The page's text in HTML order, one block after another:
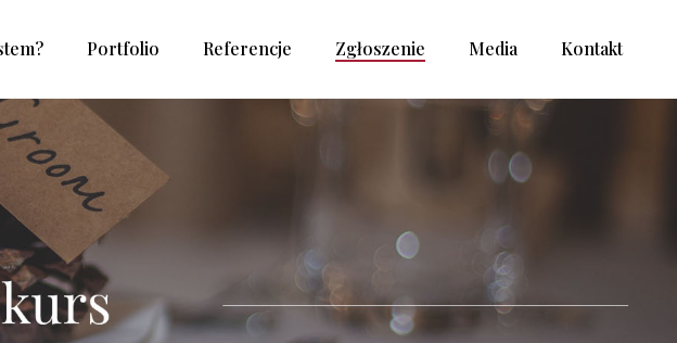
Portfolio Referencje Zgłoszenie Media Kontakt